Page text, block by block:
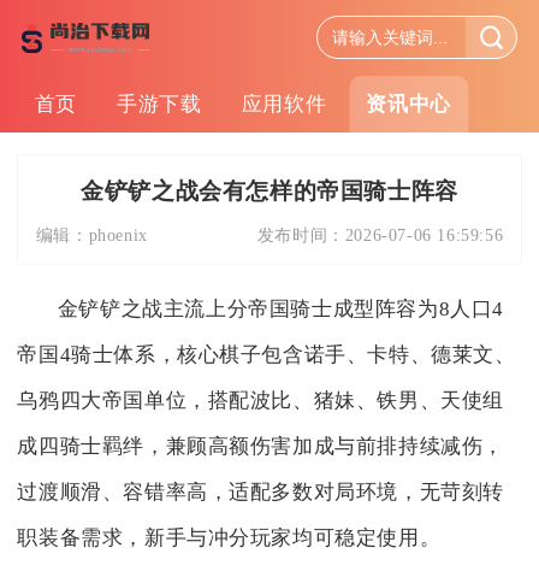
首页 手游下载 应用软件 资讯中心
金铲铲之战会有怎样的帝国骑士阵容
编辑： phoenix 发布时间： 2026-07-06 16:59:56
金铲铲之战主流上分帝国骑士成型阵容为8人口4
帝国4骑士体系，核心棋子包含诺手、卡特、德莱文、
乌鸦四大帝国单位，搭配波比、猪妹、铁男、天使组
成四骑士羁绊，兼顾高额伤害加成与前排持续减伤，
过渡顺滑、容错率高，适配多数对局环境，无苛刻转
职装备需求，新手与冲分玩家均可稳定使用。